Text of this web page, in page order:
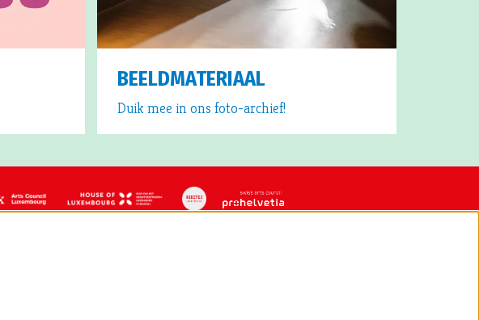
BEELDMATERIAAL
Duik mee in ons foto-archief!